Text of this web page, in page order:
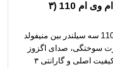
خرید واشر منیفولد دود ام وی ام 110 (۳
واشر منیفولد دود ام وی ام 110 سه سیلندر بین منیفولد
سوختگی، صدای اگزوز
بلند می‌شود. قیمت واشر با کیفیت اصلی و گارانتی ۳